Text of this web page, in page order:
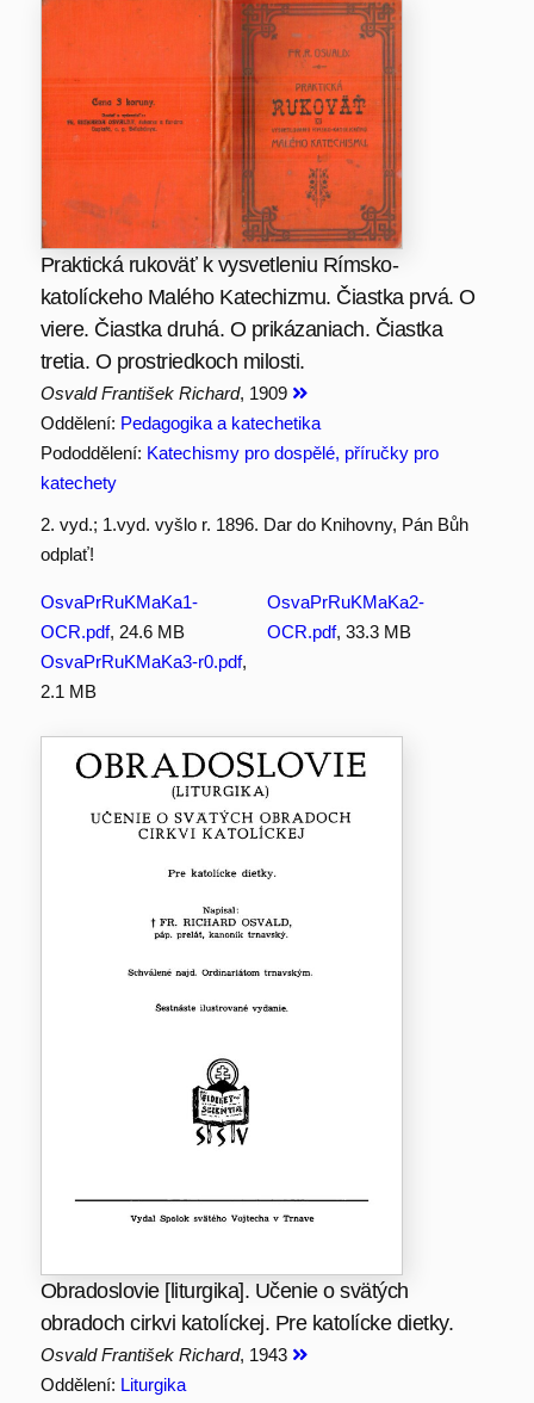
Praktická rukoväť k vysvetleniu Rímsko-
katolíckeho Malého Katechizmu. Čiastka prvá. O
viere. Čiastka druhá. O prikázaniach. Čiastka
tretia. O prostriedkoch milosti.
Osvald František Richard, 1909
Oddělení: Pedagogika a katechetika
Pododdělení: Katechismy pro dospělé, příručky pro
katechety
2. vyd.; 1.vyd. vyšlo r. 1896. Dar do Knihovny, Pán Bůh
odplať!
OsvaPrRuKMaKa1-
OCR.pdf, 24.6 MB
OsvaPrRuKMaKa2-
OCR.pdf, 33.3 MB
OsvaPrRuKMaKa3-r0.pdf,
2.1 MB
Obradoslovie [liturgika]. Učenie o svätých
obradoch cirkvi katolíckej. Pre katolícke dietky.
Osvald František Richard, 1943
Oddělení: Liturgika